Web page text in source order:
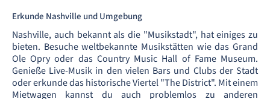
Erkunde Nashville und Umgebung
Nashville, auch bekannt als die "Musikstadt", hat einiges zu
bieten. Besuche weltbekannte Musikstätten wie das Grand
Ole Opry oder das Country Music Hall of Fame Museum.
Genieße Live-Musik in den vielen Bars und Clubs der Stadt
oder erkunde das historische Viertel "The District". Mit einem
Mietwagen kannst du auch problemlos zu anderen